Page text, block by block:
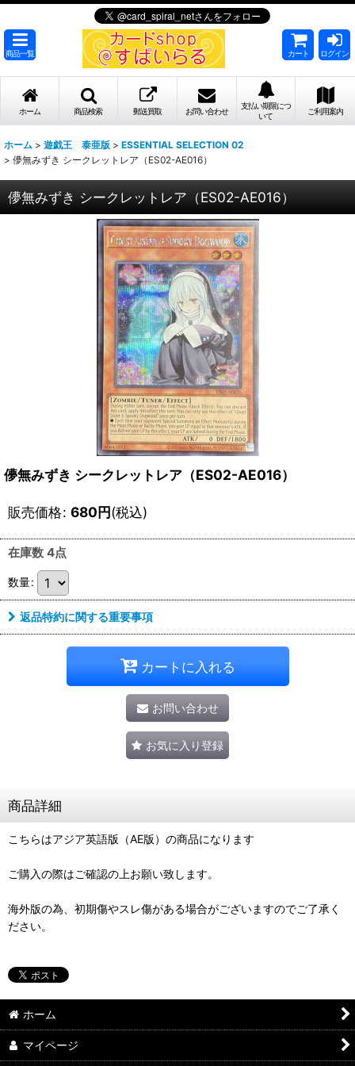
商品一覧 カート ログイン
ホーム 商品検索 郵送買取 お問い合わせ
支払い期限につ
いて
ご利用案内
ホーム > 遊戯王 泰亜版 > ESSENTIAL SELECTION 02
> 儚無みずき シークレットレア（ES02-AE016）
儚無みずき シークレットレア（ES02-AE016）
儚無みずき シークレットレア（ES02-AE016）
販売価格: 680円(税込)
在庫数 4点
数量:
返品特約に関する重要事項
カートに入れる
お問い合わせ
お気に入り登録
商品詳細
こちらはアジア英語版（AE版）の商品になります
ご購入の際はご確認の上お願い致します。
海外版の為、初期傷やスレ傷がある場合がございますのでご了承く
ださい。
ホーム
マイページ